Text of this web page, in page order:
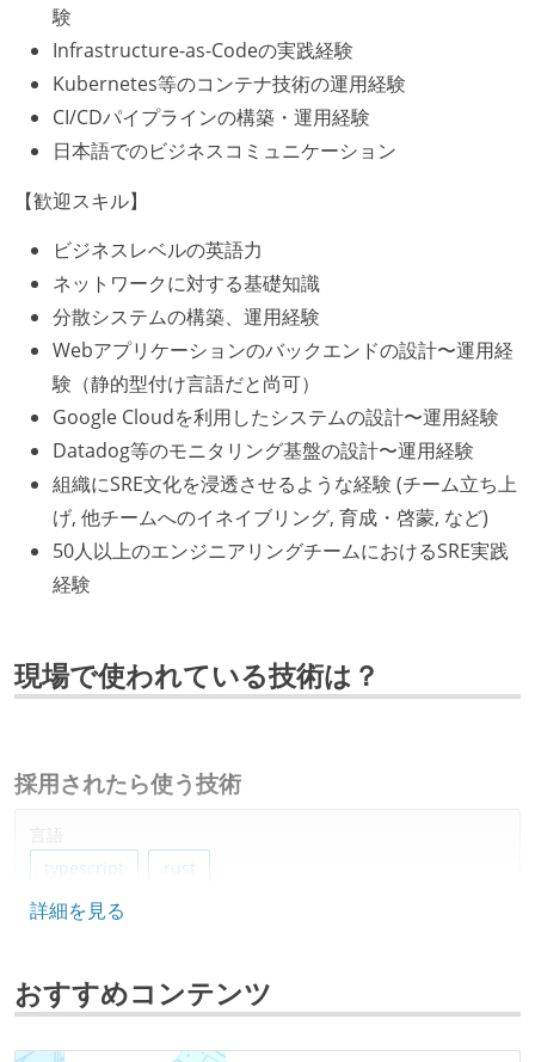
験
Infrastructure-as-Codeの実践経験
Kubernetes等のコンテナ技術の運用経験
CI/CDパイプラインの構築・運用経験
日本語でのビジネスコミュニケーション
【歓迎スキル】
ビジネスレベルの英語力
ネットワークに対する基礎知識
分散システムの構築、運用経験
Webアプリケーションのバックエンドの設計〜運用経
験（静的型付け言語だと尚可）
Google Cloudを利用したシステムの設計〜運用経験
Datadog等のモニタリング基盤の設計〜運用経験
組織にSRE文化を浸透させるような経験 (チーム立ち上
げ, 他チームへのイネイブリング, 育成・啓蒙, など)
50人以上のエンジニアリングチームにおけるSRE実践
経験
現場で使われている技術は？
採用されたら使う技術
言語
typescript
rust
フレームワーク
データベース
postgresql
詳細を見る
おすすめコンテンツ